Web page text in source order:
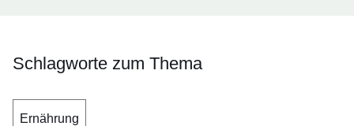
Schlagworte zum Thema
Ernährung